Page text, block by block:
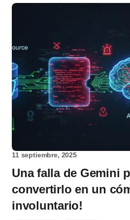
11 septiembre, 2025
Una falla de Gemini
convertirlo en un
involuntario!